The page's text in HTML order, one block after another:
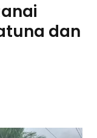
dan